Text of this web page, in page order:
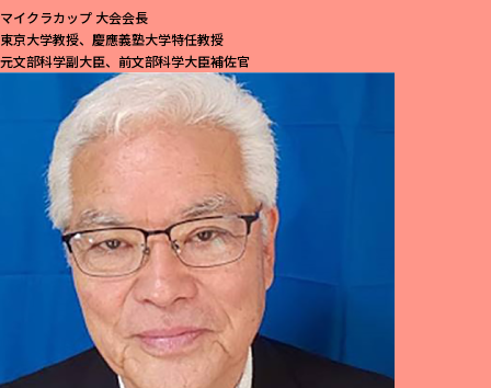
マイクラカップ 大会会長
東京大学教授、慶應義塾大学特任教授
元文部科学副大臣、前文部科学大臣補佐官